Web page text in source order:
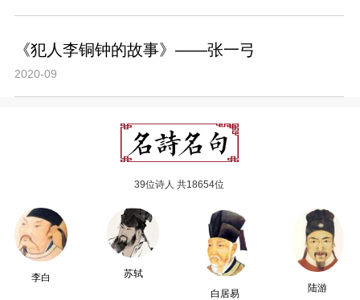
《犯人李铜钟的故事》——张一弓
2020-09
39位诗人 共18654位
李白
苏轼
白居易
陆游